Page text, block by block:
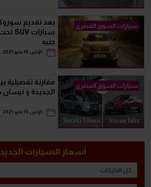
سيارات السوق المصرى
بعد تقديم
جنيه
الإثنين 10 مايو 2021
سيارات السوق المصرى
مقارنة تفصيلية
الجديدة و نيسان
الإثنين 10 مايو 2021
أسعار السيارات
كل الماركات